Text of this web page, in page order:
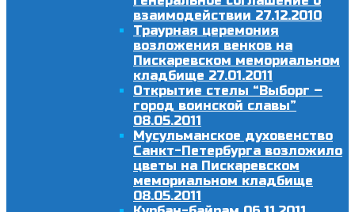
взаимодействии 27.12.2010
Траурная церемония
возложения венков на
Пискаревском мемориальном
кладбище 27.01.2011
Открытие стелы “Выборг –
город воинской славы”
08.05.2011
Мусульманское духовенство
Санкт-Петербурга возложило
цветы на Пискаревском
мемориальном кладбище
08.05.2011